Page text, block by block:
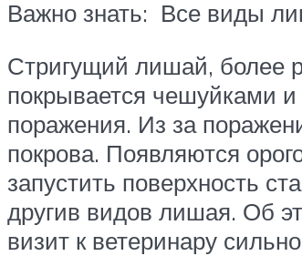
Важно знать: Все виды
Стригущий лишай, более
покрывается чешуйками и
поражения. Из за
покрова. Появляются
запустить поверхность
другив видов лишая. Об
визит к ветеринару